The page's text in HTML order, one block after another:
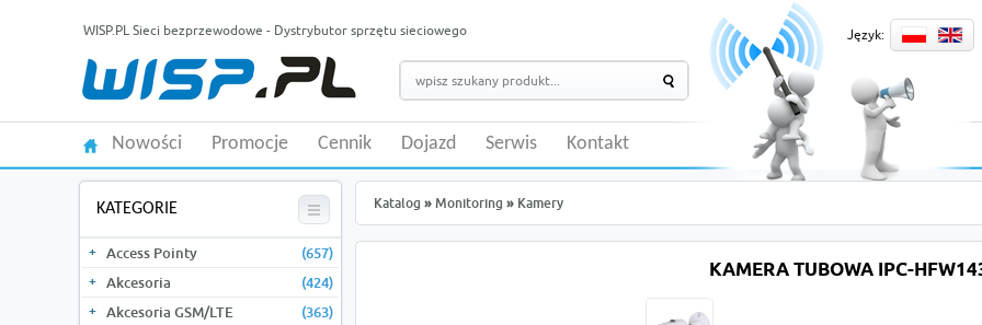
WISP.PL Sieci bezprzewodowe - Dystrybutor sprzętu sieciowego Język:
Nowości Promocje Cennik Dojazd Serwis Kontakt
KATEGORIE
Access Pointy
(657)
Akcesoria
(424)
Akcesoria GSM/LTE
(363)
Katalog » Monitoring » Kamery
KAMERA TUBOWA IPC-